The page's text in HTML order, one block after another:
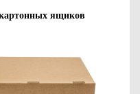
ящиков